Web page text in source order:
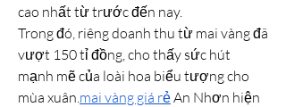
cao nhất từ trước đến nay.
Trong đó, riêng doanh thu từ mai vàng đã
vượt 150 tỉ đồng, cho thấy sức hút
mạnh mẽ của loài hoa biểu tượng cho
mùa xuân.mai vàng giá rẻ An Nhơn hiện